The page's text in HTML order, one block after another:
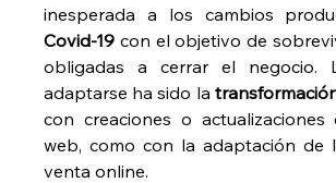
Covid-19 con el objetivo de
obligadas a cerrar el negocio.
adaptarse ha sido la
con creaciones o
web, como con la adaptación de
venta online.